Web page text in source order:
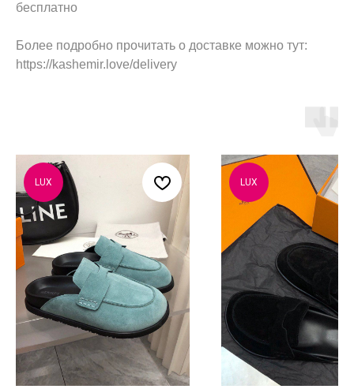
бесплатно
Более подробно прочитать о доставке можно тут:
https://kashemir.love/delivery
LUX LUX